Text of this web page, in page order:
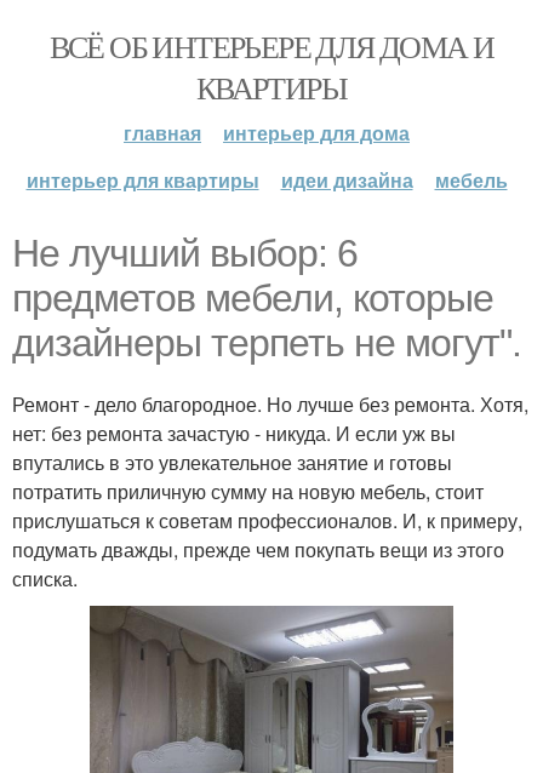
ВСЁ ОБ ИНТЕРЬЕРЕ ДЛЯ ДОМА И
КВАРТИРЫ
главная
интерьер для дома
интерьер для квартиры
идеи дизайна мебель
Не лучший выбор: 6
предметов мебели, которые
дизайнеры терпеть не могут".
Ремонт - дело благородное. Но лучше без ремонта. Хотя,
нет: без ремонта зачастую - никуда. И если уж вы
впутались в это увлекательное занятие и готовы
потратить приличную сумму на новую мебель, стоит
прислушаться к советам профессионалов. И, к примеру,
подумать дважды, прежде чем покупать вещи из этого
списка.